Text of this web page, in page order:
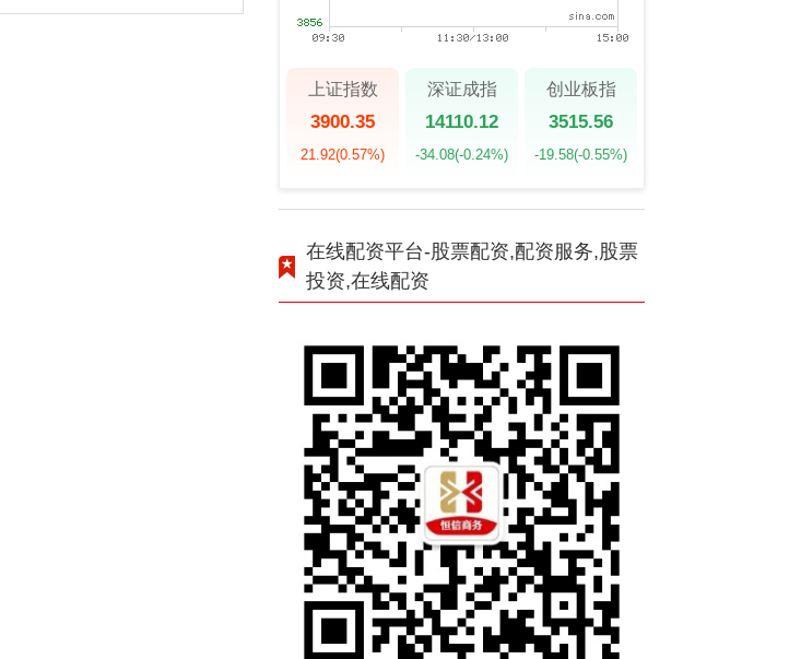
上证指数
3900.35
21.92(0.57%)
深证成指
14110.12
-34.08(-0.24%)
创业板指
3515.56
-19.58(-0.55%)
在线配资平台-股票配资,配资服务,股票
投资,在线配资